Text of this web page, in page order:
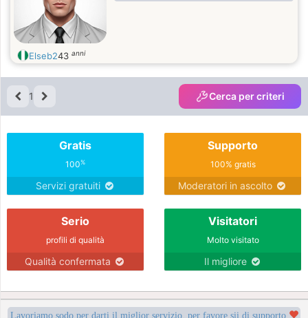
Elseb243 anni
1 Cerca per criteri
Gratis
100%
Servizi gratuiti
Supporto
100% gratis
Moderatori in ascolto
Serio
profili di qualità
Qualità confermata
Visitatori
Molto visitato
Il migliore
Lavoriamo sodo per darti il miglior servizio, per favore sii di supporto